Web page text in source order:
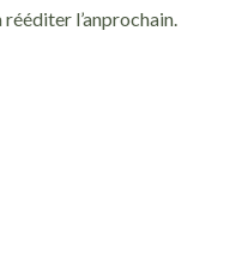
l’anprochain.